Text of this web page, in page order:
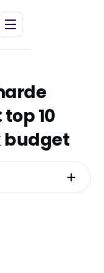
10
budget